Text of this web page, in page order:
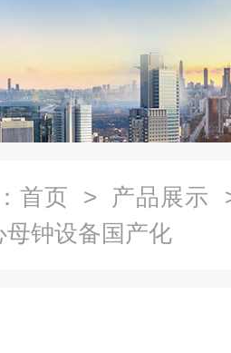
首页 > 产品展示
钟设备国产化